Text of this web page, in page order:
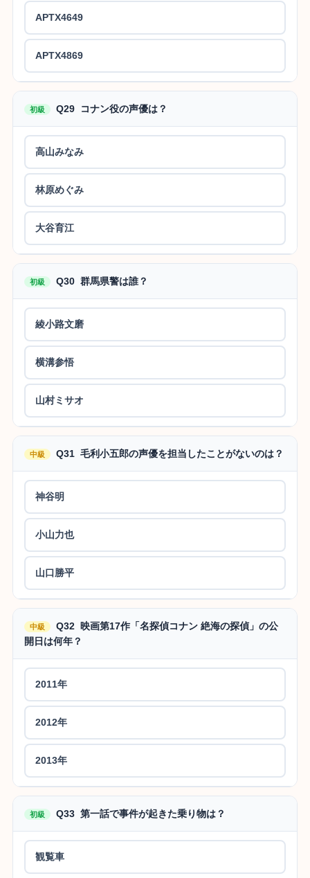
APTX4649
APTX4869
初級 Q29 コナン役の声優は？
高山みなみ
林原めぐみ
大谷育江
初級 Q30 群馬県警は誰？
綾小路文磨
横溝参悟
山村ミサオ
中級 Q31 毛利小五郎の声優を担当したことがないのは？
神谷明
小山力也
山口勝平
中級
Q32 映画第17作「名探偵コナン 絶海の探偵」の公
開日は何年？
2011年
2012年
2013年
初級 Q33 第一話で事件が起きた乗り物は？
観覧車